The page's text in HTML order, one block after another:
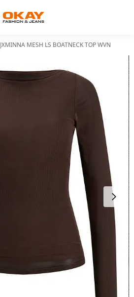
JXMINNA MESH LS BOATNECK TOP WVN